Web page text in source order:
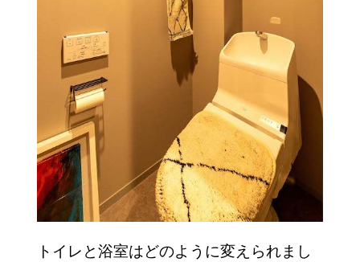
トイレと浴室はどのように変えられまし